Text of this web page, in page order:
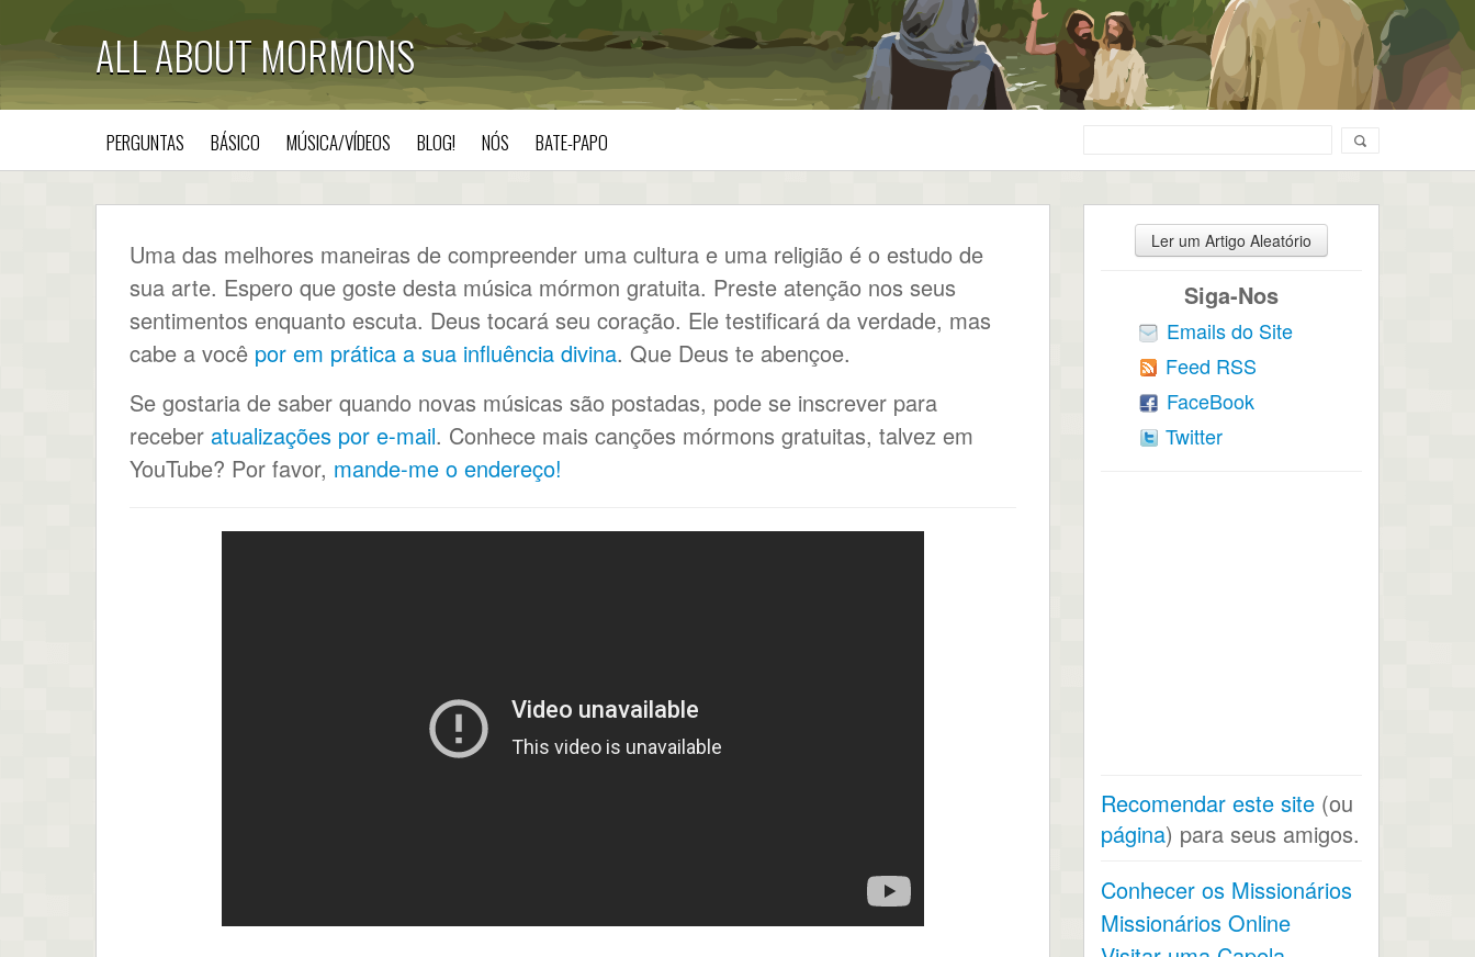
ALL ABOUT MORMONS
PERGUNTAS BÁSICO MÚSICA/VÍDEOS BLOG! NÓS BATE-PAPO
Uma das melhores maneiras de compreender uma cultura e uma religião é o estudo de
sua arte. Espero que goste desta música mórmon gratuita. Preste atenção nos seus
sentimentos enquanto escuta. Deus tocará seu coração. Ele testificará da verdade, mas
cabe a você por em prática a sua influência divina. Que Deus te abençoe.
Se gostaria de saber quando novas músicas são postadas, pode se inscrever para
receber atualizações por e-mail. Conhece mais canções mórmons gratuitas, talvez em
YouTube? Por favor, mande-me o endereço!
Ler um Artigo Aleatório
Siga-Nos
Emails do Site
Feed RSS
FaceBook
Twitter
Recomendar este site (ou
página) para seus amigos.
Conhecer os Missionários
Missionários Online